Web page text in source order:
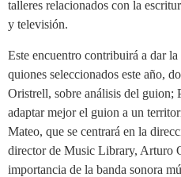
talleres relacionados con la
y televisión.
Este encuentro contribuirá a dar
quiones seleccionados este año,
Oristrell, sobre análisis del guion;
adaptar mejor el guion a un
Mateo, que se centrará en la
director de Music Library, Arturo
importancia de la banda sonora